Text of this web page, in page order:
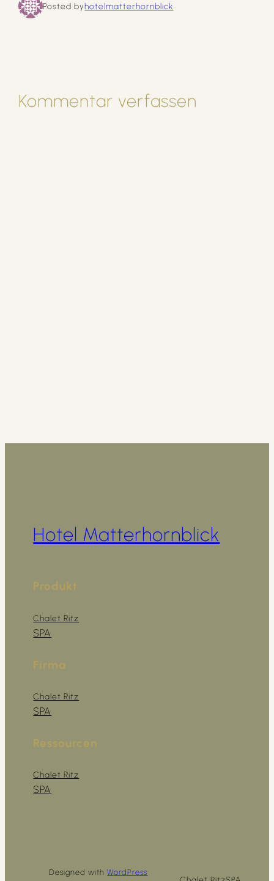
Posted byhotelmatterhornblick
Kommentar verfassen
Hotel Matterhornblick
Produkt
Chalet Ritz
SPA
Firma
Chalet Ritz
SPA
Ressourcen
Chalet Ritz
SPA
Designed withWordPress